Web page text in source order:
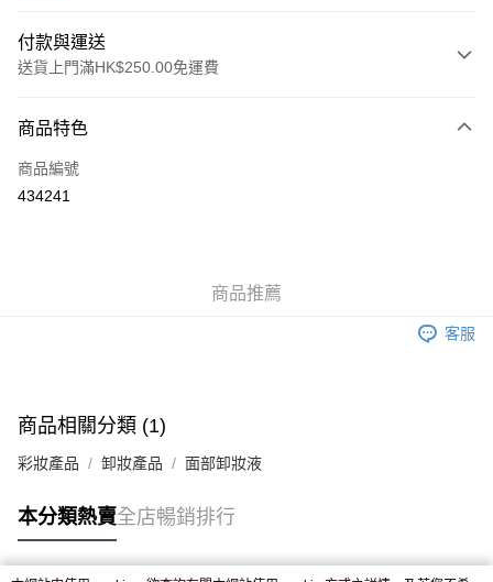
付款與運送
送貨上門滿HK$250.00免運費
信用卡
Apple Pay
付款後門市自取，訂單確認後2-4個工作天到店，7天內取。逾期後
商品特色
商品編號
434241
商品推薦
客服
商品相關分類 (1)
彩妝產品 卸妝產品 面部卸妝液
本分類熱賣全店暢銷排行